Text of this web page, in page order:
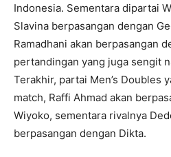
Indonesia. Sementara dipartai
Slavina berpasangan dengan
Ramadhani akan berpasangan
pertandingan yang juga sengit
Terakhir, partai Men’s Doubles
match, Raffi Ahmad akan
Wiyoko, sementara rivalnya
berpasangan dengan Dikta.